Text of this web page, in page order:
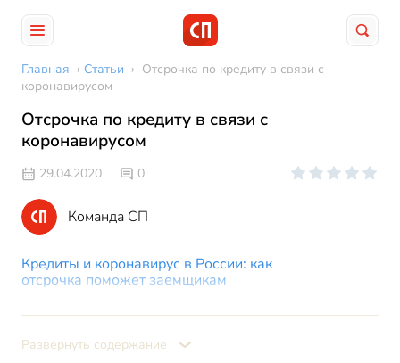
Главная › Статьи › Отсрочка по кредиту в связи с
коронавирусом
Отсрочка по кредиту в связи с
коронавирусом
29.04.2020 0
Команда СП
Кредиты и коронавирус в России: как
отсрочка поможет заемщикам
Отсрочка платежа по кредиту из-за коронавируса:
Развернуть содержание